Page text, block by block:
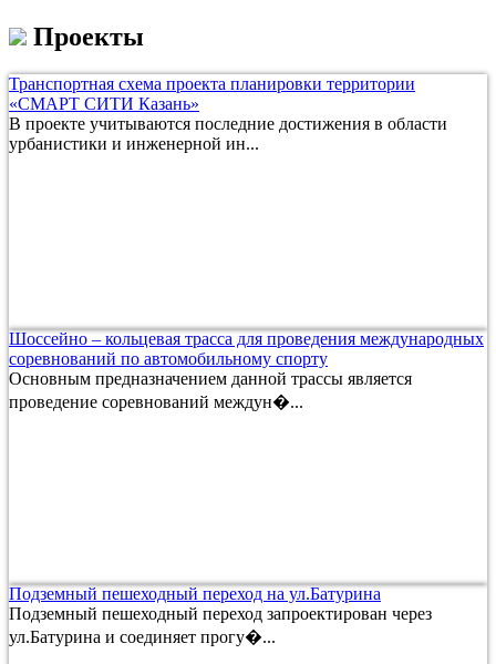
Проекты
Транспортная схема проекта планировки территории
«СМАРТ СИТИ Казань»
В проекте учитываются последние достижения в области
урбанистики и инженерной ин...
Шоссейно – кольцевая трасса для проведения международных
соревнований по автомобильному спорту
Основным предназначением данной трассы является
проведение соревнований междун�...
Подземный пешеходный переход на ул.Батурина
Подземный пешеходный переход запроектирован через
ул.Батурина и соединяет прогу�...